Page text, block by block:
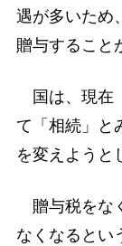
遇が多いため
贈与すること
国は、現在
て「相続」と
を変えようと
贈与税をな
なくなるとい